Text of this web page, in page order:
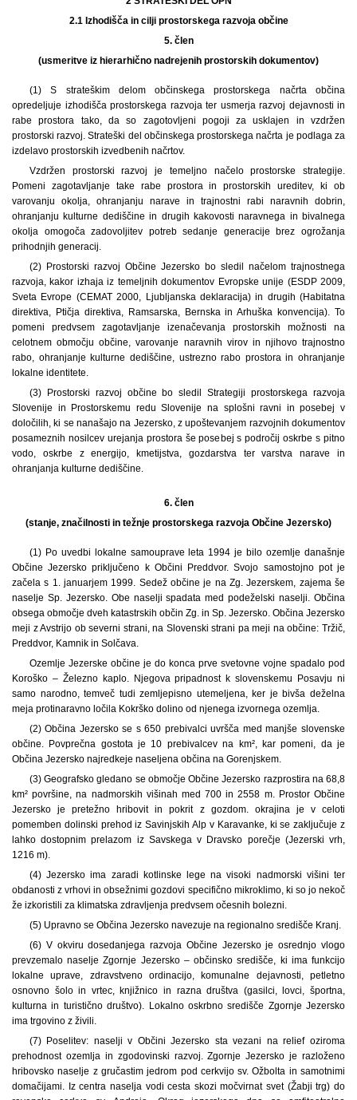
2.1 Izhodišča in cilji prostorskega razvoja občine
5. člen
(usmeritve iz hierarhično nadrejenih prostorskih dokumentov)
(1) S strateškim delom občinskega prostorskega načrta občina
opredeljuje izhodišča prostorskega razvoja ter usmerja razvoj dejavnosti in
rabe prostora tako, da so zagotovljeni pogoji za usklajen in vzdržen
prostorski razvoj. Strateški del občinskega prostorskega načrta je podlaga za
izdelavo prostorskih izvedbenih načrtov.
Vzdržen prostorski razvoj je temeljno načelo prostorske strategije.
Pomeni zagotavljanje take rabe prostora in prostorskih ureditev, ki ob
varovanju okolja, ohranjanju narave in trajnostni rabi naravnih dobrin,
ohranjanju kulturne dediščine in drugih kakovosti naravnega in bivalnega
okolja omogoča zadovoljitev potreb sedanje generacije brez ogrožanja
prihodnjih generacij.
(2) Prostorski razvoj Občine Jezersko bo sledil načelom trajnostnega
razvoja, kakor izhaja iz temeljnih dokumentov Evropske unije (ESDP 2009,
Sveta Evrope (CEMAT 2000, Ljubljanska deklaracija) in drugih (Habitatna
direktiva, Ptičja direktiva, Ramsarska, Bernska in Arhuška konvencija). To
pomeni predvsem zagotavljanje izenačevanja prostorskih možnosti na
celotnem območju občine, varovanje naravnih virov in njihovo trajnostno
rabo, ohranjanje kulturne dediščine, ustrezno rabo prostora in ohranjanje
lokalne identitete.
(3) Prostorski razvoj občine bo sledil Strategiji prostorskega razvoja
Slovenije in Prostorskemu redu Slovenije na splošni ravni in posebej v
določilih, ki se nanašajo na Jezersko, z upoštevanjem razvojnih dokumentov
posameznih nosilcev urejanja prostora še posebej s področij oskrbe s pitno
vodo, oskrbe z energijo, kmetijstva, gozdarstva ter varstva narave in
ohranjanja kulturne dediščine.
6. člen
(stanje, značilnosti in težnje prostorskega razvoja Občine Jezersko)
(1) Po uvedbi lokalne samouprave leta 1994 je bilo ozemlje današnje
Občine Jezersko priključeno k Občini Preddvor. Svojo samostojno pot je
začela s 1. januarjem 1999. Sedež občine je na Zg. Jezerskem, zajema še
naselje Sp. Jezersko. Obe naselji spadata med podeželski naselji. Občina
obsega območje dveh katastrskih občin Zg. in Sp. Jezersko. Občina Jezersko
meji z Avstrijo ob severni strani, na Slovenski strani pa meji na občine: Tržič,
Preddvor, Kamnik in Solčava.
Ozemlje Jezerske občine je do konca prve svetovne vojne spadalo pod
Koroško – Železno kaplo. Njegova pripadnost k slovenskemu Posavju ni
samo narodno, temveč tudi zemljepisno utemeljena, ker je bivša deželna
meja protinaravno ločila Kokrško dolino od njenega izvornega ozemlja.
(2) Občina Jezersko se s 650 prebivalci uvršča med manjše slovenske
občine. Povprečna gostota je 10 prebivalcev na km², kar pomeni, da je
Občina Jezersko najredkeje naseljena občina na Gorenjskem.
(3) Geografsko gledano se območje Občine Jezersko razprostira na 68,8
km² površine, na nadmorskih višinah med 700 in 2558 m. Prostor Občine
Jezersko je pretežno hribovit in pokrit z gozdom. okrajina je v celoti
pomemben dolinski prehod iz Savinjskih Alp v Karavanke, ki se zaključuje z
lahko dostopnim prelazom iz Savskega v Dravsko porečje (Jezerski vrh,
1216 m).
(4) Jezersko ima zaradi kotlinske lege na visoki nadmorski višini ter
obdanosti z vrhovi in obsežnimi gozdovi specifično mikroklimo, ki so jo nekoč
že izkoristili za klimatska zdravljenja predvsem očesnih bolezni.
(5) Upravno se Občina Jezersko navezuje na regionalno središče Kranj.
(6) V okviru dosedanjega razvoja Občine Jezersko je osrednjo vlogo
prevzemalo naselje Zgornje Jezersko – občinsko središče, ki ima funkcijo
lokalne uprave, zdravstveno ordinacijo, komunalne dejavnosti, petletno
osnovno šolo in vrtec, knjižnico in razna društva (gasilci, lovci, športna,
kulturna in turistično društvo). Lokalno oskrbno središče Zgornje Jezersko
ima trgovino z živili.
(7) Poselitev: naselji v Občini Jezersko sta vezani na relief oziroma
prehodnost ozemlja in zgodovinski razvoj. Zgornje Jezersko je razloženo
hribovsko naselje z gručastim jedrom pod cerkvijo sv. Ožbolta in samotnimi
domačijami. Iz centra naselja vodi cesta skozi močvirnat svet (Žabji trg) do